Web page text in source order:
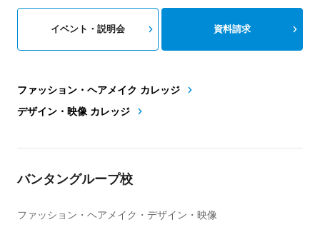
ファッション・ヘアメイク カレッジ
デザイン・映像 カレッジ
イベント・説明会 資料請求
バンタングループ校
ファッション・ヘアメイク・デザイン・映像